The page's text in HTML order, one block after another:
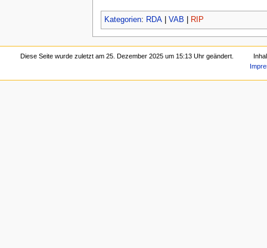
Kategorien: RDA| VAB RIP
Diese Seite wurde zuletzt am 25. Dezember 2025 um 15:13 Uhr geändert.